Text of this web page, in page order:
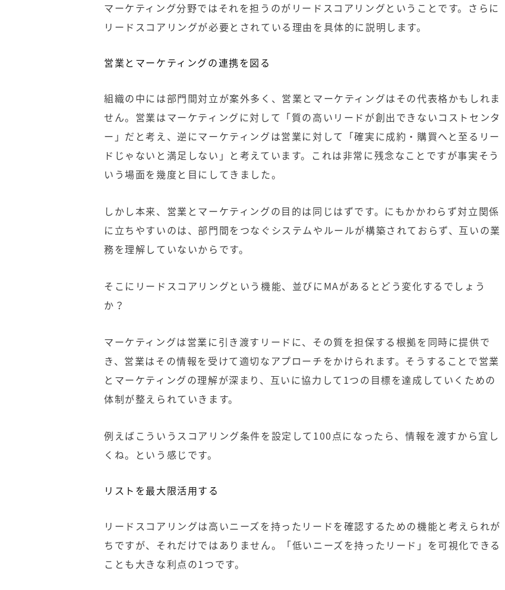
マーケティング分野ではそれを担うのがリードスコアリングということです。さらに
リードスコアリングが必要とされている理由を具体的に説明します。
営業とマーケティングの連携を図る
組織の中には部門間対立が案外多く、営業とマーケティングはその代表格かもしれま
せん。営業はマーケティングに対して「質の高いリードが創出できないコストセンタ
ー」だと考え、逆にマーケティングは営業に対して「確実に成約・購買へと至るリー
ドじゃないと満足しない」と考えています。これは非常に残念なことですが事実そう
いう場面を幾度と目にしてきました。
しかし本来、営業とマーケティングの目的は同じはずです。にもかかわらず対立関係
に立ちやすいのは、部門間をつなぐシステムやルールが構築されておらず、互いの業
務を理解していないからです。
そこにリードスコアリングという機能、並びにMAがあるとどう変化するでしょう
か？
マーケティングは営業に引き渡すリードに、その質を担保する根拠を同時に提供で
き、営業はその情報を受けて適切なアプローチをかけられます。そうすることで営業
とマーケティングの理解が深まり、互いに協力して1つの目標を達成していくための
体制が整えられていきます。
例えばこういうスコアリング条件を設定して100点になったら、情報を渡すから宜し
くね。という感じです。
リストを最大限活用する
リードスコアリングは高いニーズを持ったリードを確認するための機能と考えられが
ちですが、それだけではありません。「低いニーズを持ったリード」を可視化できる
ことも大きな利点の1つです。